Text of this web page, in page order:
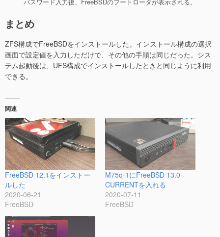
まとめ
ZFS構成でFreeBSDをインストールした。インストール構成の選択
画面で設定値を入力しただけで、その他の手順は同じだった。シス
テム起動後は、UFS構成でインストールしたときと同じように利用
できる。
関連
FreeBSD 12.1をインストー
ルした
2020-06-21
FreeBSD
M75q-1にFreeBSD 13.0-
CURRENTを入れる
2020-07-11
FreeBSD